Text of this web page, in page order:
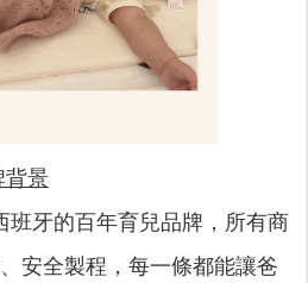
背景
班牙的百年育兒品牌，所有商
安全製程，每一條都能讓爸